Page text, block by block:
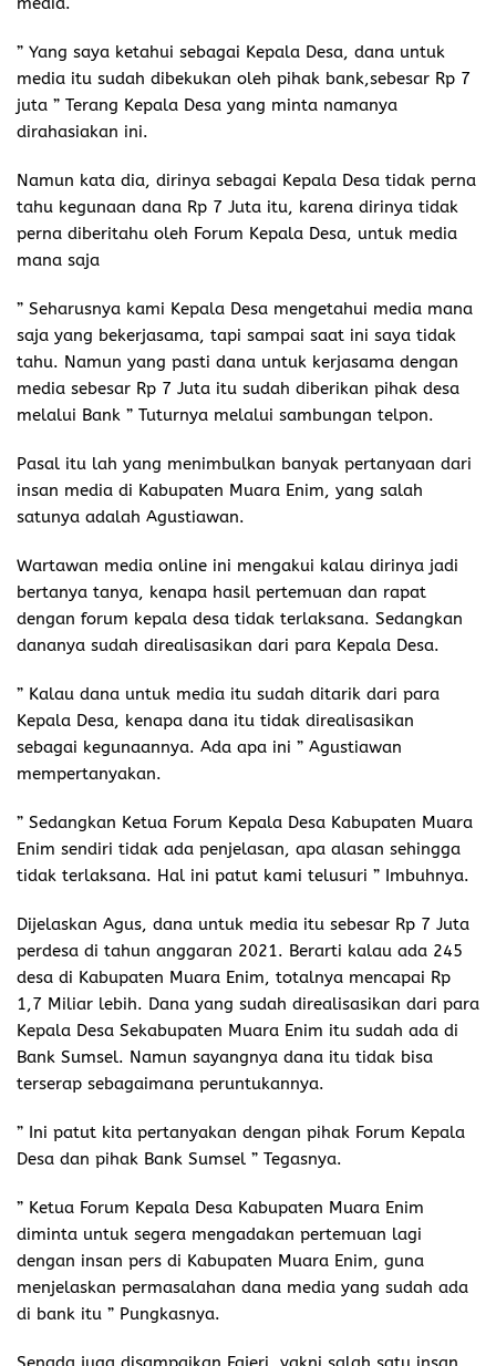
” Yang saya ketahui sebagai Kepala Desa, dana untuk
media itu sudah dibekukan oleh pihak bank,sebesar Rp 7
juta ” Terang Kepala Desa yang minta namanya
dirahasiakan ini.
Namun kata dia, dirinya sebagai Kepala Desa tidak perna
tahu kegunaan dana Rp 7 Juta itu, karena dirinya tidak
perna diberitahu oleh Forum Kepala Desa, untuk media
mana saja
” Seharusnya kami Kepala Desa mengetahui media mana
saja yang bekerjasama, tapi sampai saat ini saya tidak
tahu. Namun yang pasti dana untuk kerjasama dengan
media sebesar Rp 7 Juta itu sudah diberikan pihak desa
melalui Bank ” Tuturnya melalui sambungan telpon.
Pasal itu lah yang menimbulkan banyak pertanyaan dari
insan media di Kabupaten Muara Enim, yang salah
satunya adalah Agustiawan.
Wartawan media online ini mengakui kalau dirinya jadi
bertanya tanya, kenapa hasil pertemuan dan rapat
dengan forum kepala desa tidak terlaksana. Sedangkan
dananya sudah direalisasikan dari para Kepala Desa.
” Kalau dana untuk media itu sudah ditarik dari para
Kepala Desa, kenapa dana itu tidak direalisasikan
sebagai kegunaannya. Ada apa ini ” Agustiawan
mempertanyakan.
” Sedangkan Ketua Forum Kepala Desa Kabupaten Muara
Enim sendiri tidak ada penjelasan, apa alasan sehingga
tidak terlaksana. Hal ini patut kami telusuri ” Imbuhnya.
Dijelaskan Agus, dana untuk media itu sebesar Rp 7 Juta
perdesa di tahun anggaran 2021. Berarti kalau ada 245
desa di Kabupaten Muara Enim, totalnya mencapai Rp
1,7 Miliar lebih. Dana yang sudah direalisasikan dari para
Kepala Desa Sekabupaten Muara Enim itu sudah ada di
Bank Sumsel. Namun sayangnya dana itu tidak bisa
terserap sebagaimana peruntukannya.
” Ini patut kita pertanyakan dengan pihak Forum Kepala
Desa dan pihak Bank Sumsel ” Tegasnya.
” Ketua Forum Kepala Desa Kabupaten Muara Enim
diminta untuk segera mengadakan pertemuan lagi
dengan insan pers di Kabupaten Muara Enim, guna
menjelaskan permasalahan dana media yang sudah ada
di bank itu ” Pungkasnya.